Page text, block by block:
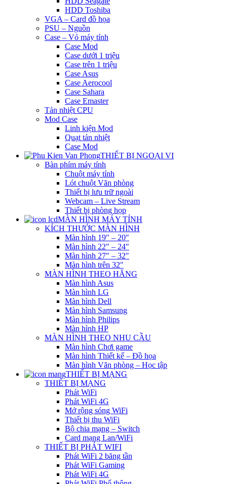
HDD Toshiba
VGA – Card đồ họa
PSU – Nguồn
Case – Vỏ máy tính
Case Mod
Case dưới 1 triệu
Case trên 1 triệu
Case Asus
Case Aerocool
Case Sahara
Case Emaster
Tản nhiệt CPU
Mod Case
Linh kiện Mod
Quạt tản nhiệt
Case Mod
THIẾT BỊ NGOẠI VI
Bàn phím máy tính
Chuột máy tính
Lót chuột Văn phòng
Thiết bị lưu trữ ngoài
Webcam – Live Stream
Thiết bị phòng họp
MÀN HÌNH MÁY TÍNH
KÍCH THƯỚC MÀN HÌNH
Màn hình 19″ – 20″
Màn hình 22″ – 24″
Màn hình 27″ – 32″
Màn hình trên 32″
MÀN HÌNH THEO HÃNG
Màn hình Asus
Màn hình LG
Màn hình Dell
Màn hình Samsung
Màn hình Philips
Màn hình HP
MÀN HÌNH THEO NHU CẦU
Màn hình Chơi game
Màn hình Thiết kế – Đồ họa
Màn hình Văn phòng – Học tập
THIẾT BỊ MẠNG
THIẾT BỊ MẠNG
Phát WiFi
Phát WiFi 4G
Mở rộng sóng WiFi
Thiết bị thu WiFi
Bộ chia mạng – Switch
Card mạng Lan/WiFi
THIẾT BỊ PHÁT WIFI
Phát WiFi 2 băng tần
Phát WiFi Gaming
Phát WiFi 4G